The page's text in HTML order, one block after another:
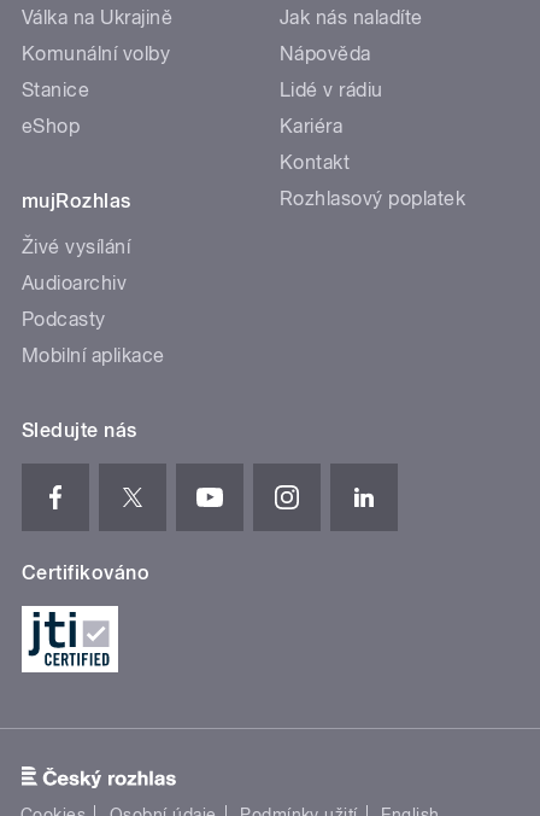
Válka na Ukrajině
Komunální volby
Stanice
eShop
mujRozhlas
Živé vysílání
Audioarchiv
Podcasty
Mobilní aplikace
Jak nás naladíte
Nápověda
Lidé v rádiu
Kariéra
Kontakt
Rozhlasový poplatek
Sledujte nás
Certifikováno